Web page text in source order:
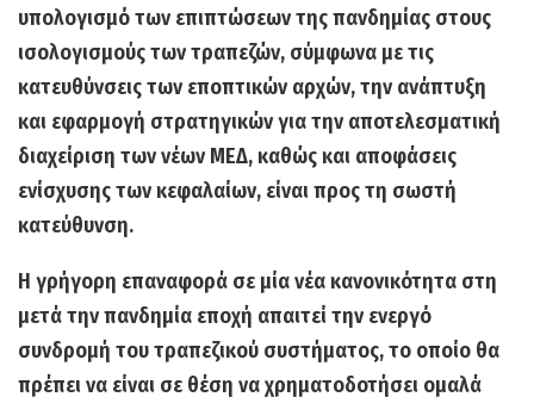
υπολογισμό των επιπτώσεων της πανδημίας στους
ισολογισμούς των τραπεζών, σύμφωνα με τις
κατευθύνσεις των εποπτικών αρχών, την ανάπτυξη
και εφαρμογή στρατηγικών για την αποτελεσματική
διαχείριση των νέων ΜΕΔ, καθώς και αποφάσεις
ενίσχυσης των κεφαλαίων, είναι προς τη σωστή
κατεύθυνση.
Η γρήγορη επαναφορά σε μία νέα κανονικότητα στη
μετά την πανδημία εποχή απαιτεί την ενεργό
συνδρομή του τραπεζικού συστήματος,το οποίο θα
πρέπει να είναι σε θέση να χρηματοδοτήσει ομαλά